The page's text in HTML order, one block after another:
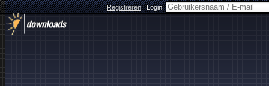
Registreren|Login: